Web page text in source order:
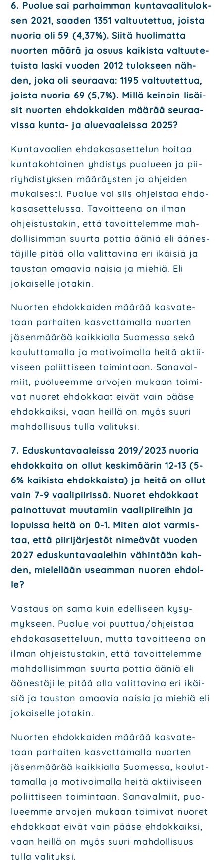
6. Puo­lue sai par­haim­man kun­ta­vaa­li­tu­lok­
sen 2021, saa­den 1351 val­tuu­tet­tua, jois­ta
nuo­ria oli 59 (4,37%). Sii­tä huo­li­mat­ta
nuor­ten mää­rä ja osuus kai­kis­ta val­tuu­te­
tuis­ta las­ki vuo­den 2012 tulok­seen näh­
den, joka oli seu­raa­va: 1195 val­tuu­tet­tua,
jois­ta nuo­ria 69 (5,7%). Mil­lä kei­noin lisäi­
sit nuor­ten ehdok­kai­den mää­rää seu­raa­
vis­sa kun­ta- ja alue­vaa­leis­sa 2025?
Kun­ta­vaa­lien ehdo­kas­a­set­te­lun hoi­taa
kun­ta­koh­tai­nen yhdis­tys puo­lu­een ja pii­
riyh­dis­tyk­sen mää­räys­ten ja ohjei­den
mukai­ses­ti. Puo­lue voi siis ohjeis­taa ehdo­
kas­a­set­te­lus­sa. Tavoit­tee­na on ilman
ohjeis­tus­ta­kin, että tavoit­te­lem­me mah­
dol­li­sim­man suur­ta pot­tia ääniä eli äänes­
tä­jil­le pitää olla valit­ta­vi­na eri ikäi­siä ja
taus­tan omaa­via nai­sia ja mie­hiä. Eli
jokai­sel­le jota­kin.
Nuor­ten ehdok­kai­den mää­rää kas­va­te­
taan par­hai­ten kas­vat­ta­mal­la nuor­ten
jäsen­mää­rää kaik­kial­la Suo­mes­sa sekä
kou­lut­ta­mal­la ja moti­voi­mal­la hei­tä aktii­
vi­seen poliit­ti­seentoi­min­taan. Sana­val­
miit, puo­lu­eem­me arvo­jen mukaan toi­mi­
vat nuo­ret ehdok­kaat eivät vain pää­se
ehdok­kaik­si, vaan heil­lä on myös suu­ri
mah­dol­li­suus tul­la vali­tuk­si.
7. Edus­kun­ta­vaa­leis­sa 2019/2023 nuo­ria
ehdok­kai­ta on ollut kes­ki­mää­rin 12-13 (5-
6% kai­kis­ta ehdok­kais­ta) ja hei­tä on ollut
vain 7-9 vaa­li­pii­ris­sä. Nuo­ret ehdok­kaat
pai­not­tu­vat muu­ta­miin vaa­li­pii­rei­hin ja
lopuis­sa hei­tä on 0-1. Miten aiot var­mis­
taa, että pii­ri­jär­jes­töt nimeä­vät vuo­den
2027 edus­kun­ta­vaa­lei­hin vähin­tään kah­
den, mie­lel­lään useam­man nuo­ren ehdol­
le?
Vas­taus on sama kuin edel­li­seen kysy­
myk­seen. Puo­lue voi puuttua/ohjeistaa
ehdo­kas­a­set­te­luun, mut­ta tavoit­tee­na on
ilman ohjeis­tus­ta­kin, että tavoit­te­lem­me
mah­dol­li­sim­man suur­ta pot­tia ääniä eli
äänes­tä­jil­le pitää olla valit­ta­vi­na eri ikäi­
siä ja taus­tan omaa­via nai­sia ja mie­hiä eli
jokai­sel­le jota­kin.
Nuor­ten ehdok­kai­den mää­rää kas­va­te­
taan par­hai­ten kas­vat­ta­mal­la nuor­ten
jäsen­mää­rää kaik­kial­la Suo­mes­sa, kou­lut­
ta­mal­la ja moti­voi­mal­la hei­tä aktii­vi­seen
poliit­ti­seen toi­min­taan.Sana­val­miit, puo­
lu­eem­me arvo­jen mukaan toi­mi­vat nuo­ret
ehdok­kaat eivät vain pää­se ehdok­kaik­si,
vaan heil­lä on myös suu­ri mah­dol­li­suus
tul­la vali­tuk­si.